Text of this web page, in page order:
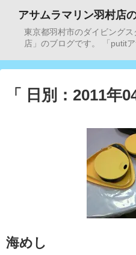
アサムラマリン羽村店
東京都羽村市のダイビング
店」のブログです。 「putitア
「 日別：2011年
海めし